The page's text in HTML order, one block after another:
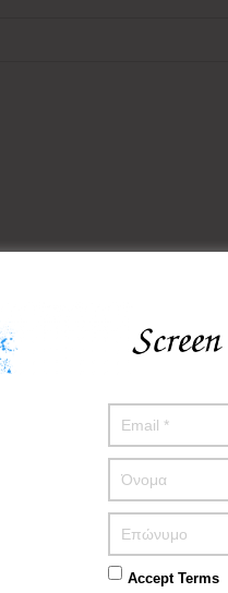
μου σε αυτόν τον
Accept Terms